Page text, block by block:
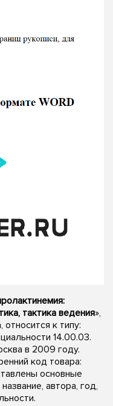
тактика ведения»,
к типу:
14.00.03.
в 2009 году.
код товара:
основные
автора, год,